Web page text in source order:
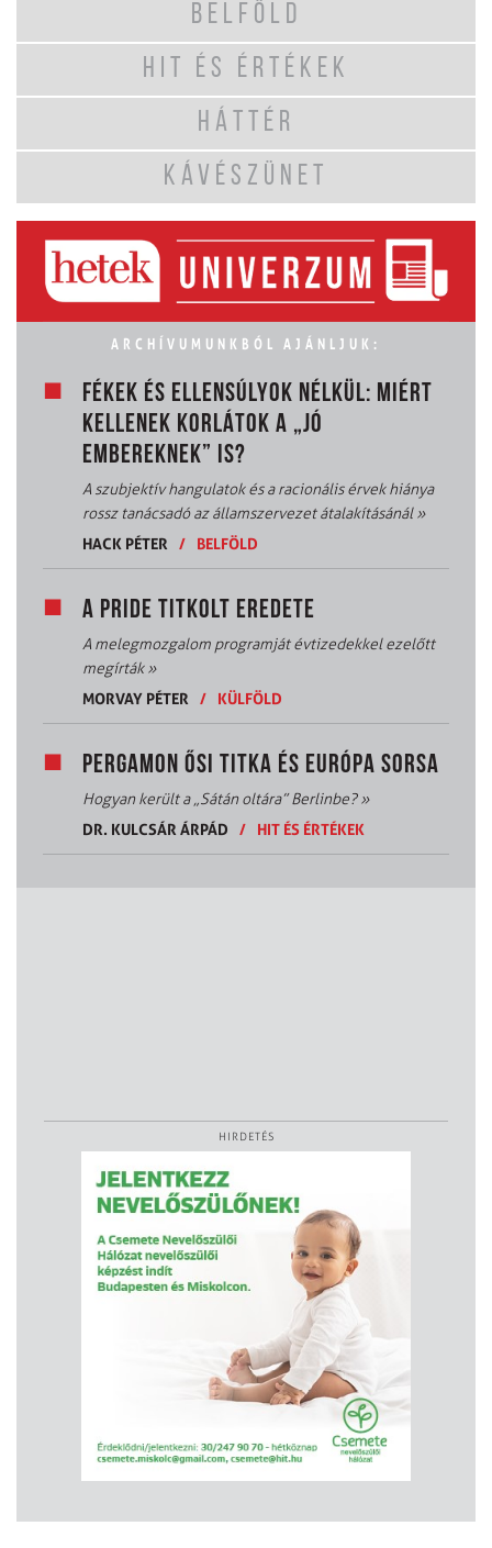
BELFÖLD
HIT ÉS ÉRTÉKEK
HÁTTÉR
KÁVÉSZÜNET
ARCHÍVUMUNKBÓL AJÁNLJUK:
FÉKEK ÉS ELLENSÚLYOK NÉLKÜL: MIÉRT
KELLENEK KORLÁTOK A „JÓ
EMBEREKNEK” IS?
A szubjektív hangulatok és a racionális érvek hiánya
rossz tanácsadó az államszervezet átalakításánál»
HACK PÉTER
/ BELFÖLD
A PRIDE TITKOLT EREDETE
A melegmozgalom programját évtizedekkel ezelőtt
megírták»
MORVAY PÉTER
/ KÜLFÖLD
PERGAMON ŐSI TITKA ÉS EURÓPA SORSA
Hogyan került a „Sátán oltára” Berlinbe?»
DR. KULCSÁR ÁRPÁD
/ HIT ÉS ÉRTÉKEK
HIRDETÉS